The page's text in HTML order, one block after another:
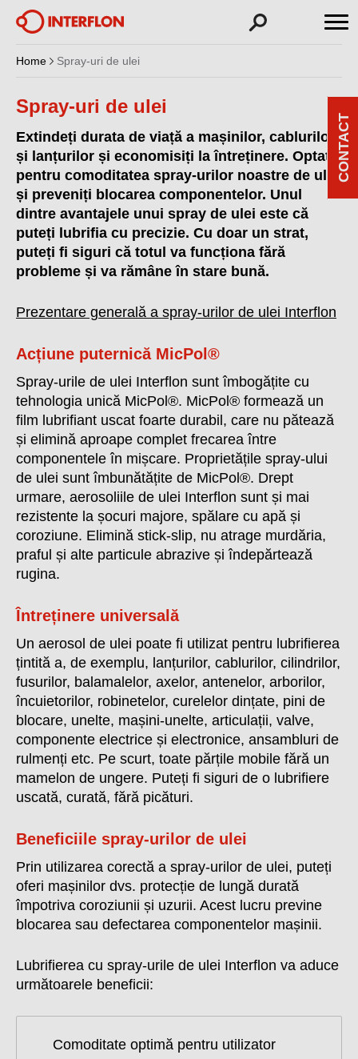
Home Spray-uri de ulei
Spray-uri de ulei
Extindeți durata de viață a mașinilor, cablurilor
și lanțurilor și economisiți la întreținere. Optați
pentru comoditatea spray-urilor noastre de ulei
și preveniți blocarea componentelor. Unul
dintre avantajele unui spray de ulei este că
puteți lubrifia cu precizie. Cu doar un strat,
puteți fi siguri că totul va funcționa fără
probleme și va rămâne în stare bună.
Prezentare generală a spray-urilor de ulei Interflon
Acțiune puternică MicPol®
Spray-urile de ulei Interflon sunt îmbogățite cu
tehnologia unică MicPol®. MicPol® formează un
film lubrifiant uscat foarte durabil, care nu pătează
și elimină aproape complet frecarea între
componentele în mișcare. Proprietățile spray-ului
de ulei sunt îmbunătățite de MicPol®. Drept
urmare, aerosoliile de ulei Interflon sunt și mai
rezistente la șocuri majore, spălare cu apă și
coroziune. Elimină stick-slip, nu atrage murdăria,
praful și alte particule abrazive și îndepărtează
rugina.
Întreținere universală
Un aerosol de ulei poate fi utilizat pentru lubrifierea
țintită a, de exemplu, lanțurilor, cablurilor, cilindrilor,
fusurilor, balamalelor, axelor, antenelor, arborilor,
încuietorilor, robinetelor, curelelor dințate, pini de
blocare, unelte, mașini-unelte, articulații, valve,
componente electrice și electronice, ansambluri de
rulmenți etc. Pe scurt, toate părțile mobile fără un
mamelon de ungere. Puteți fi siguri de o lubrifiere
uscată, curată, fără picături.
Beneficiile spray-urilor de ulei
Prin utilizarea corectă a spray-urilor de ulei, puteți
oferi mașinilor dvs. protecție de lungă durată
împotriva coroziunii și uzurii. Acest lucru previne
blocarea sau defectarea componentelor mașinii.
Lubrifierea cu spray-urile de ulei Interflon va aduce
următoarele beneficii:
Comoditate optimă pentru utilizator
CONTACT